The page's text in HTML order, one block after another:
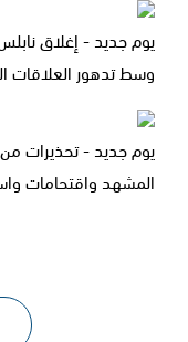
يوم جديد - إغلاق
وسط تدهور العلاقات
يوم جديد - تحذيرات
المشهد واقتحامات واسعة